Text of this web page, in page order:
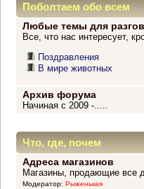
Поболтаем обо всем
Любые темы для
Все, что нас интересует,
Поздравления
В мире животных
Архив форума
Начиная с 2009 -.....
Что, где, почем
Адреса магазинов
Магазины, продающие все
Модератор: Рыженькая